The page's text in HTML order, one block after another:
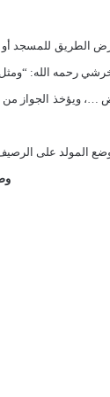
الطريق للمسجد أو
رحمه الله:
…، ويؤخذ الجواز
المولد على الرصيف